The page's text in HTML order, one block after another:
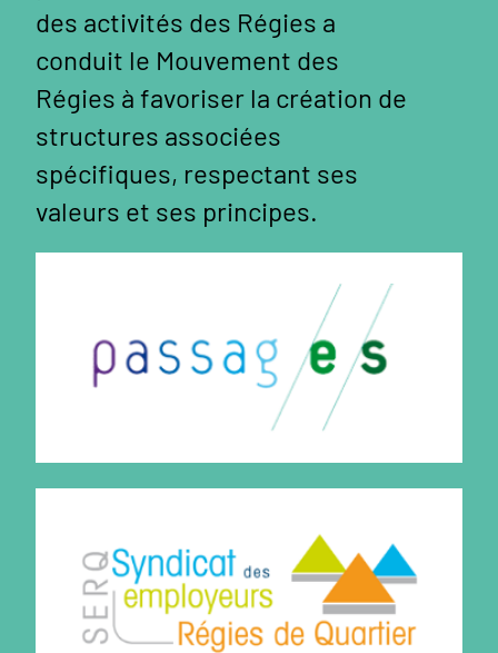
des activités des Régies a
conduit le Mouvement des
Régies à favoriser la création de
structures associées
spécifiques, respectant ses
valeurs et ses principes.